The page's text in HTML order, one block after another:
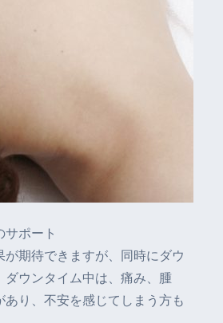
ポート
期待できますが、同時にダウ
ウンタイム中は、痛み、腫
り、不安を感じてしまう方も